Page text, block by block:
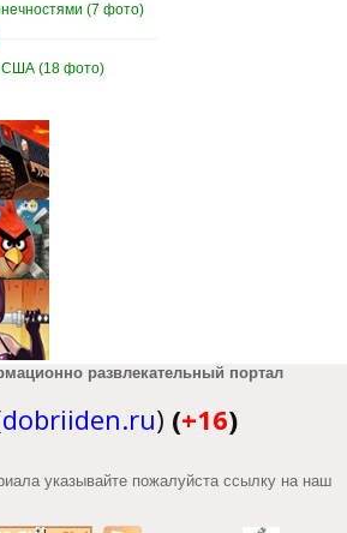
(7 фото)
США (18 фото)
развлекательный портал
dobriiden.ru) (+16)
указывайте пожалуйста ссылку на наш